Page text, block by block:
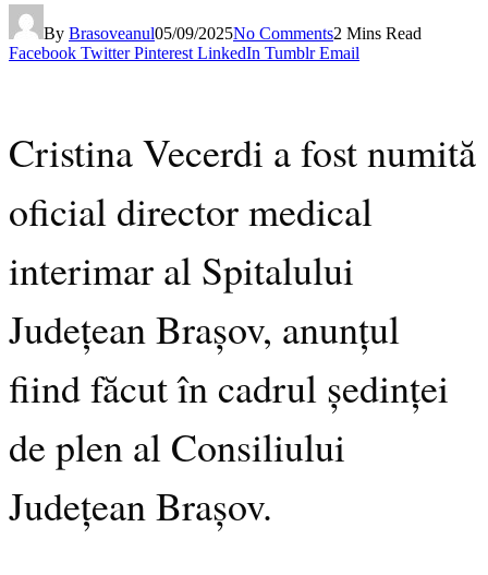
By Brasoveanul05/09/2025No Comments2 Mins Read
Facebook Twitter Pinterest LinkedIn Tumblr Email
Cristina Vecerdi a fost numită
oficial director medical
interimar al Spitalului
Județean Brașov, anunțul
fiind făcut în cadrul ședinței
de plen al Consiliului
Județean Brașov.